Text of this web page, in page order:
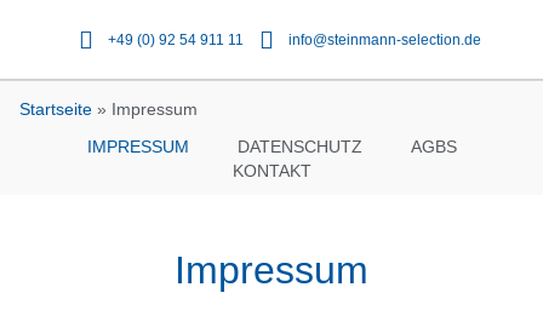
+49 (0) 92 54 911 11 info@steinmann-selection.de
Startseite » Impressum
IMPRESSUM DATENSCHUTZ
AGBS
KONTAKT
Impressum